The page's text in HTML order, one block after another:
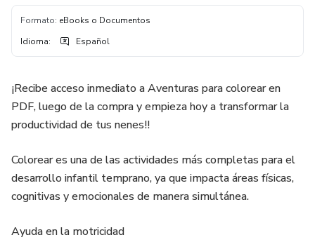
Formato: eBooks o Documentos
Idioma: Español
¡Recibe acceso inmediato a Aventuras para colorear en
PDF, luego de la compra y empieza hoy a transformar la
productividad de tus nenes!!
Colorear es una de las actividades más completas para el
desarrollo infantil temprano, ya que impacta áreas físicas,
cognitivas y emocionales de manera simultánea.
Ayuda en la motricidad